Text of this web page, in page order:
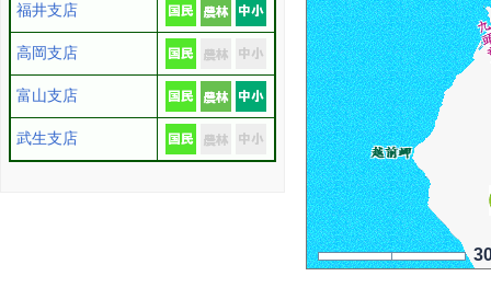
福井支店
高岡支店
富山支店
武生支店